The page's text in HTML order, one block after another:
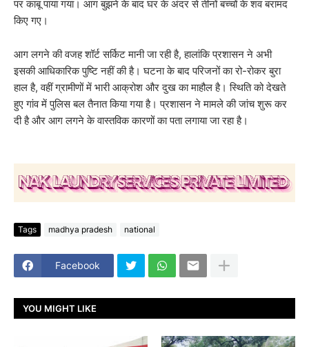
पर काबू पाया गया। आग बुझने के बाद घर के अंदर से तीनों बच्चों के शव बरामद
किए गए।
आग लगने की वजह शॉर्ट सर्किट मानी जा रही है, हालांकि प्रशासन ने अभी
इसकी आधिकारिक पुष्टि नहीं की है। घटना के बाद परिजनों का रो-रोकर बुरा
हाल है, वहीं ग्रामीणों में भारी आक्रोश और दुख का माहौल है। स्थिति को देखते
हुए गांव में पुलिस बल तैनात किया गया है। प्रशासन ने मामले की जांच शुरू कर
दी है और आग लगने के वास्तविक कारणों का पता लगाया जा रहा है।
Tags madhya pradesh national
Facebook
YOU MIGHT LIKE